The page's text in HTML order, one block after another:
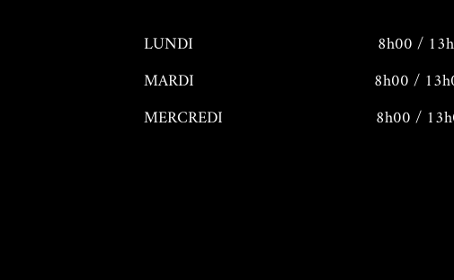
LUNDI 8h00 / 13h00 –
MARDI
8h00 /
MERCREDI
8h00 /